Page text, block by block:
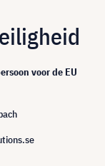
voor de EU